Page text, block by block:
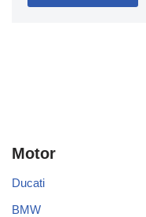
Motor
Ducati
BMW